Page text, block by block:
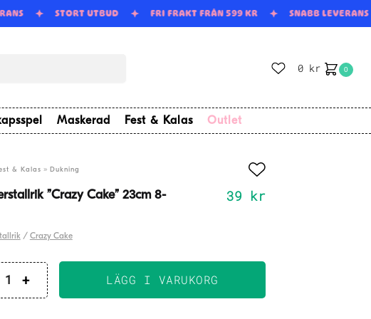
STORT UTBUD FRI FRAKT FRÅN 599 KR SNABB LEVERANS
0 kr 0
Maskerad Fest & Kalas Outlet
& Kalas » Dukning
”Crazy Cake” 23cm 8-
39 kr
/ Crazy Cake
Papperstallrik
LÄGG I VARUKORG